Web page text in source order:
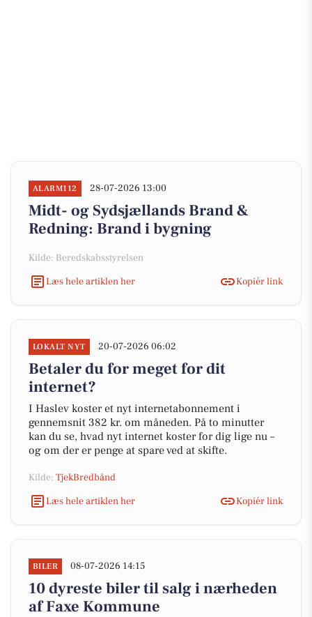
ALARM112 28-07-2026 13:00
Midt- og Sydsjællands Brand &
Redning: Brand i bygning
Kilde: Beredskabsstyrelsen
Læs hele artiklen her
Kopiér link
LOKALT NYT 20-07-2026 06:02
Betaler du for meget for dit
internet?
I Haslev koster et nyt internetabonnement i
gennemsnit 382 kr. om måneden. På to minutter
kan du se, hvad nyt internet koster for dig lige nu –
og om der er penge at spare ved at skifte.
Kilde: TjekBredbånd
Læs hele artiklen her
Kopiér link
BILER 08-07-2026 14:15
10 dyreste biler til salg i nærheden
af Faxe Kommune